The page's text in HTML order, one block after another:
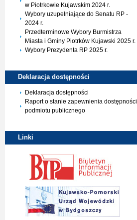
w Piotrkowie Kujawskim 2024 r.
Wybory uzupełniające do Senatu RP -
2024 r.
Przedterminowe Wybory Burmistrza
Miasta i Gminy Piotrków Kujawski 2025 r.
Wybory Prezydenta RP 2025 r.
Deklaracja dostępności
Deklaracja dostępności
Raport o stanie zapewnienia dostępności
podmiotu publicznego
Linki